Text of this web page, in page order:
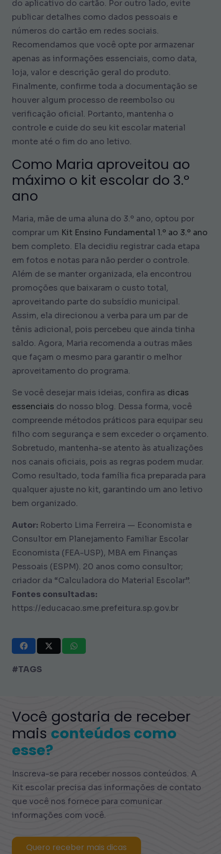
do aplicativo do cartão. Por outro lado, evite
publicar detalhes como dados pessoais e
números do cartão em redes sociais.
Recomendamos que você opte por armazenar
apenas as informações essenciais, como data,
loja, valor e descrição geral do produto.
Finalmente, confirme toda a documentação se
houver algum processo de reembolso ou
verificação oficial. Portanto, mantenha o
controle e cuide do seu kit escolar material
monte até o fim do ano letivo.
Como Maria aproveitou ao
máximo o kit escolar do 3.º
ano
Maria, mãe de uma aluna do 3.º ano, optou por
comprar um Kit Ensino Fundamental 1.º ao 3.º ano
bem completo. Ela decidiu registrar cada etapa
em fotos e notas para não perder o controle.
Além de se manter organizada, ela encontrou
promoções que baixaram o custo total,
aproveitando parte do subsídio municipal.
Assim, ela direcionou a verba para um par de
tênis adicional, pois percebeu que ainda tinha
saldo. Agora, Maria recomenda a outras mães
que façam o mesmo para garantir o melhor
aproveitamento do programa.
Se você desejar mais ideias, confira as dicas
essenciais do nosso blog. Dessa forma, você
compreende métodos práticos para equipar seu
filho com segurança e sem exceder o orçamento.
Sobretudo, mantenha-se atento às atualizações
nos canais oficiais, pois as regras podem mudar.
Como resultado, toda família fica preparada para
qualquer ajuste no kit, garantindo um ano letivo
bem organizado.
Autor: Roberto Lima Ferreira — Economista e
Consultor em Planejamento Familiar Escolar
Economista (FEA-USP), MBA em Finanças
Pessoais (ESPM). 20 anos como consultor;
criador da “Calculadora do Material Escolar”.
Fontes consultadas:
https://educacao.sme.prefeitura.sp.gov.br
#TAGS
Você gostaria de receber
mais conteúdos como
esse?
Inscreva-se para receber nossos conteúdos. A
Kit escolar precisa das informações de contato
que você nos fornece para comunicar
informações com você.
Quero receber mais dicas